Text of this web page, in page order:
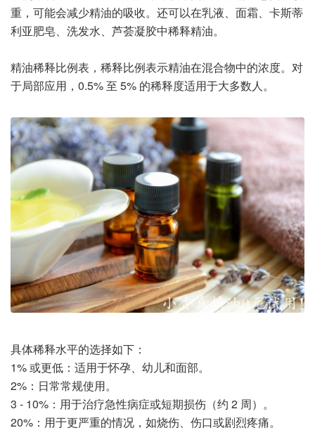
重，可能会减少精油的吸收。还可以在乳液、面霜、卡斯蒂
利亚肥皂、洗发水、芦荟凝胶中稀释精油。
精油稀释比例表，稀释比例表示精油在混合物中的浓度。对
于局部应用，0.5% 至 5% 的稀释度适用于大多数人。
具体稀释水平的选择如下：
1% 或更低：适用于怀孕、幼儿和面部。
2%：日常常规使用。
3 - 10%：用于治疗急性病症或短期损伤（约 2 周）。
20%：用于更严重的情况，如烧伤、伤口或剧烈疼痛。